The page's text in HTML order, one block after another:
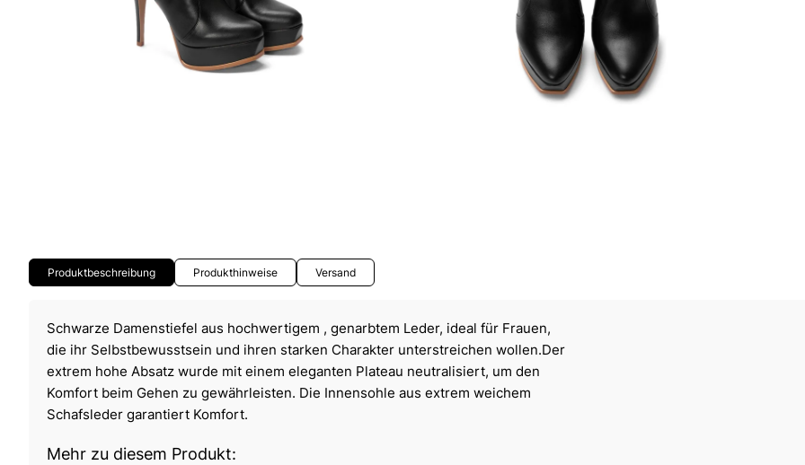
Produktbeschreibung Produkthinweise Versand
Schwarze Damenstiefel aus hochwertigem , genarbtem Leder, ideal für Frauen,
die ihr Selbstbewusstsein und ihren starken Charakter unterstreichen wollen.Der
extrem hohe Absatz wurde mit einem eleganten Plateau neutralisiert, um den
Komfort beim Gehen zu gewährleisten. Die Innensohle aus extrem weichem
Schafsleder garantiert Komfort.
Mehr zu diesem Produkt: